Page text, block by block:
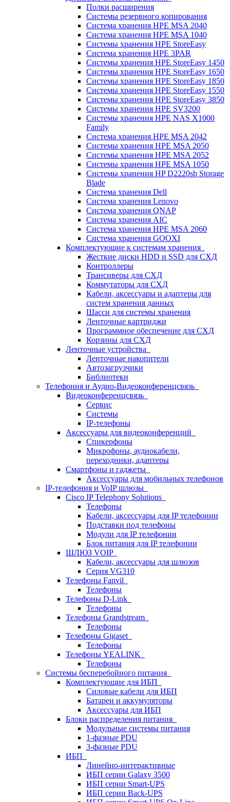
Полки расширения
Системы резервного копирования
Система хранения HPE MSA 2040
Система хранения HPE MSA 1040
Системы хранения HPE StoreEasy
Система хранения HPE 3PAR
Системы хранения HPE StoreEasy 1450
Системы хранения HPE StoreEasy 1650
Системы хранения HPE StoreEasy 1850
Системы хранения HPE StoreEasy 1550
Системы хранения HPE StoreEasy 3850
Системы хранения HPE SV3200
Системы хранения HPE NAS X1000
Family
Система хранения HPE MSA 2042
Системы хранения HPE MSA 2050
Системы хранения HPE MSA 2052
Системы хранения HPE MSA 1050
Системы хранения HP D2220sb Storage
Blade
Система хранения Dell
Система хранения Lenovo
Система хранения QNAP
Система хранения AIC
Система хранения HPE MSA 2060
Система хранения GOOXI
Комплектующие к системам хранения
Жесткие диски HDD и SSD для СХД
Контроллеры
Трансиверы для СХД
Коммутаторы для СХД
Кабели, аксессуары и адаптеры для
систем хранения данных
Шасси для системы хранения
Ленточные картриджи
Программное обеспечение для СХД
Корзины для СХД
Ленточные устройства
Ленточные накопители
Автозагрузчики
Библиотеки
Телефония и Аудио-Видеоконференцсвязь
Видеоконференцсвязь
Сервис
Системы
IP-телефоны
Аксессуары для видеоконференций
Спикерфоны
Микрофоны, аудиокабели,
переходники, адаптеры
Смартфоны и гаджеты
Аксессуары для мобильных телефонов
IP-телефония и VoIP шлюзы
Cisco IP Telephony Solutions
Телефоны
Кабели, аксессуары для IP телефонии
Подставки под телефоны
Модули для IP телефонии
Блок питания для IP телефонии
ШЛЮЗ VOIP
Кабели, аксессуары для шлюзов
Серия VG310
Телефоны Fanvil
Телефоны
Телефоны D-Link
Телефоны
Телефоны Grandstream
Телефоны
Телефоны Gigaset
Телефоны
Телефоны YEALINK
Телефоны
Системы бесперебойного питания
Комплектующие для ИБП
Силовые кабели для ИБП
Батареи и аккумуляторы
Аксессуары для ИБП
Блоки распределения питания
Модульные системы питания
1-фазные PDU
3-фазные PDU
ИБП
Линейно-интерактивные
ИБП серии Galaxy 3500
ИБП серии Smart-UPS
ИБП серии Back-UPS